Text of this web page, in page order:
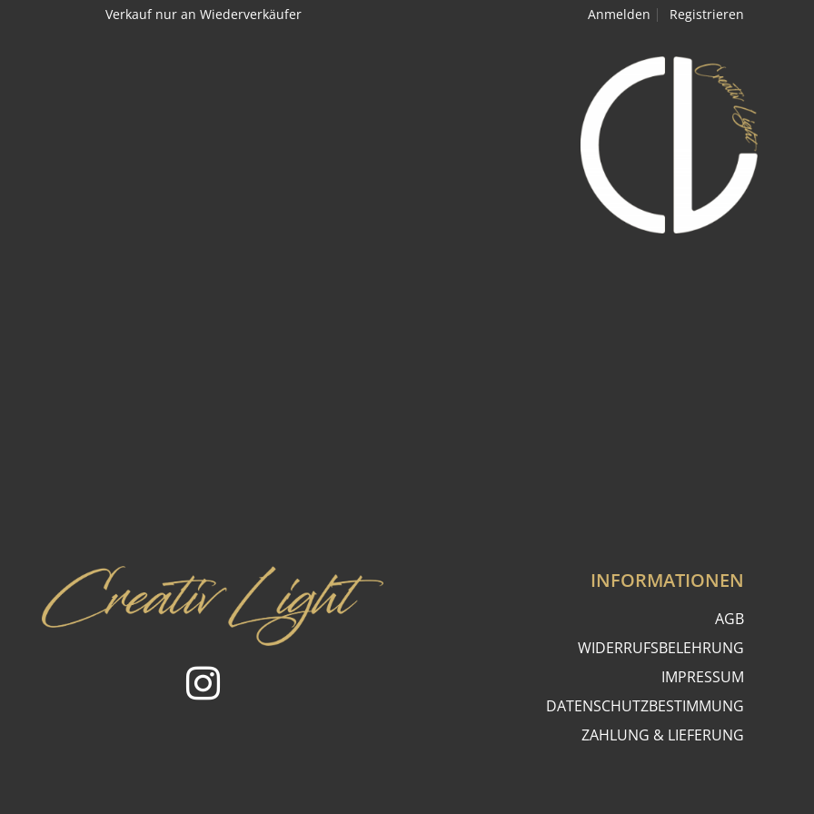
Verkauf nur an Wiederverkäufer Anmelden Registrieren
INFORMATIONEN
AGB
WIDERRUFSBELEHRUNG
IMPRESSUM
DATENSCHUTZBESTIMMUNG
ZAHLUNG & LIEFERUNG